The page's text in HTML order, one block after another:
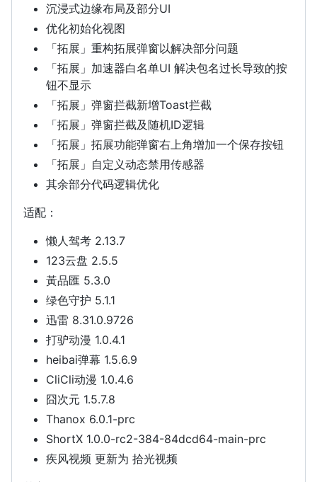
沉浸式边缘布局及部分UI
优化初始化视图
「拓展」重构拓展弹窗以解决部分问题
「拓展」加速器白名单UI 解决包名过长导致的按
钮不显示
「拓展」弹窗拦截新增Toast拦截
「拓展」弹窗拦截及随机ID逻辑
「拓展」拓展功能弹窗右上角增加一个保存按钮
「拓展」自定义动态禁用传感器
其余部分代码逻辑优化
适配：
懒人驾考 2.13.7
123云盘 2.5.5
黃品匯 5.3.0
绿色守护 5.1.1
迅雷 8.31.0.9726
打驴动漫 1.0.4.1
heibai弹幕 1.5.6.9
CliCli动漫 1.0.4.6
囧次元 1.5.7.8
Thanox 6.0.1-prc
ShortX 1.0.0-rc2-384-84dcd64-main-prc
疾风视频 更新为 拾光视频